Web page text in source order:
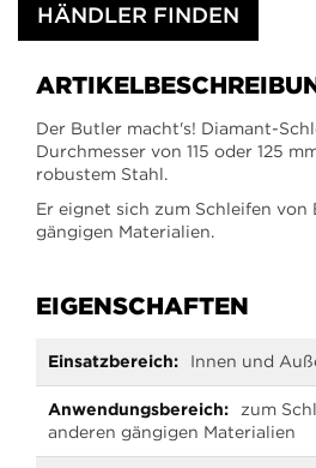
HÄNDLER FINDEN
Der Butler macht's! Diamant-
Durchmesser von 115 oder 125
robustem Stahl.
Er eignet sich zum Schleifen von
gängigen Materialien.
EIGENSCHAFTEN
Informationen
Innen und
zum
anderen gängigen Materialien